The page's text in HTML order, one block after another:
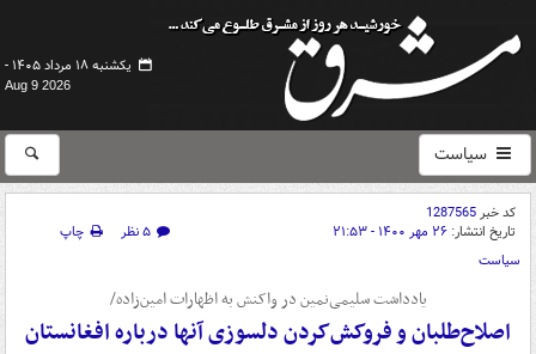
یکشنبه ۱۸ مرداد ۱۴۰۵ -
Aug 9 2026
سیاست
کد خبر1287565
تاریخ انتشار: ۲۶ مهر ۱۴۰۰ - ۲۱:۵۳ ۵ نظر
چاپ
سیاست
یادداشت سلیمی‌نمین در واکنش به اظهارات امین‌زاده/
اصلاح‌طلبان و فروکش‌کردن دلسوزی آنها درباره افغانستان